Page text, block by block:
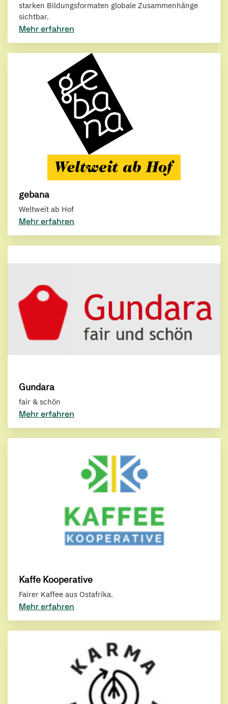
starken Bildungsformaten globale Zusammenhänge
sichtbar.
Mehr erfahren
gebana
Weltweit ab Hof
Mehr erfahren
Gundara
fair & schön
Mehr erfahren
Kaffe Kooperative
Fairer Kaffee aus Ostafrika.
Mehr erfahren